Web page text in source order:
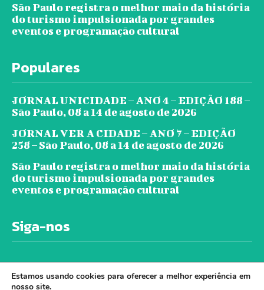
São Paulo registra o melhor maio da história
do turismo impulsionada por grandes
eventos e programação cultural
Populares
JORNAL UNICIDADE – ANO 4 – EDIÇÃO 188 –
São Paulo, 08 a 14 de agosto de 2026
JORNAL VER A CIDADE – ANO 7 – EDIÇÃO
258 – São Paulo, 08 a 14 de agosto de 2026
São Paulo registra o melhor maio da história
do turismo impulsionada por grandes
eventos e programação cultural
Siga-nos
Estamos usando cookies para oferecer a melhor experiência em
nosso site.